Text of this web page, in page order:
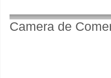
Camera de